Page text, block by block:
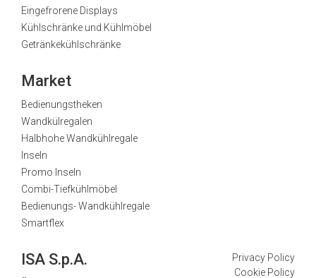
Eingefrorene Displays
Kühlschränke und Kühlmöbel
Getränkekühlschränke
Market
Bedienungstheken
Wandkülregalen
Halbhohe Wandkühlregale
Inseln
Promo Inseln
Combi-Tiefkühlmöbel
Bedienungs- Wandkühlregale
Smartflex
ISA S.p.A.
Privacy Policy
Cookie Policy